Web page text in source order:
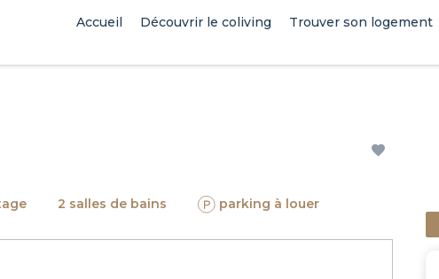
Accueil Découvrir le coliving Trouver son logement
2 salles de bains parking à louer